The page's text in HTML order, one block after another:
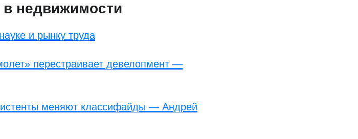
недвижимости
и рынку труда
перестраивает девелопмент —
меняют классифайды — Андрей